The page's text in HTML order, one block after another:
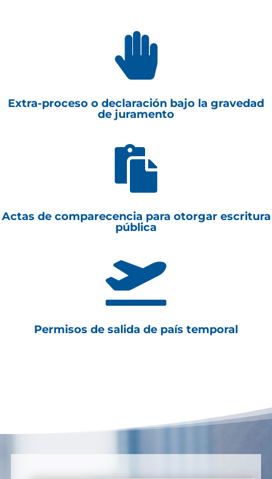

Extra-proceso o declaración bajo la gravedad
de juramento

Actas de comparecencia para otorgar escritura
pública

Permisos de salida de país temporal